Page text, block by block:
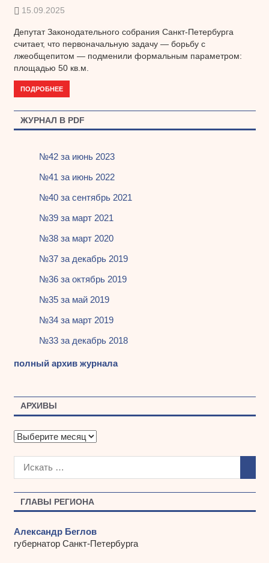
ГЛАВЫ РЕГИОНА
Александр Беглов
губернатор Санкт-Петербурга
15.09.2025
Депутат Законодательного собрания Санкт-Петербурга
считает, что первоначальную задачу — борьбу с
лжеобщепитом — подменили формальным параметром:
площадью 50 кв.м.
ПОДРОБНЕЕ
ЖУРНАЛ В PDF
№42 за июнь 2023
№41 за июнь 2022
№40 за сентябрь 2021
№39 за март 2021
№38 за март 2020
№37 за декабрь 2019
№36 за октябрь 2019
№35 за май 2019
№34 за март 2019
№33 за декабрь 2018
полный архив журнала
АРХИВЫ
А
х
ы